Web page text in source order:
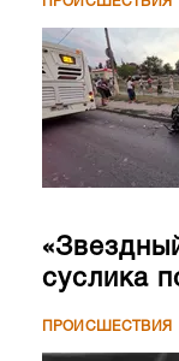
суслика
ПРОИСШЕСТВИЯ